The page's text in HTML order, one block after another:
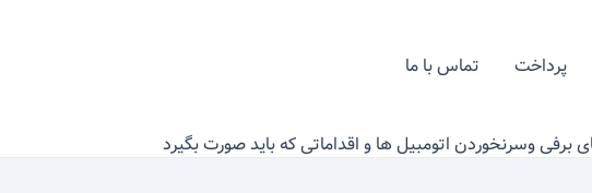
پرداخت تماس با ما
برفی وسرنخوردن اتومبیل ها و اقداماتی که باید صورت بگیرد